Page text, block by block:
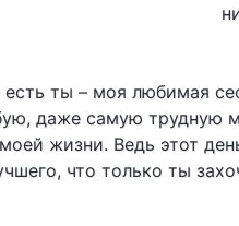
ты – моя любимая
даже самую трудную
жизни. Ведь этот
что только ты